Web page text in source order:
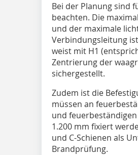
Bei der Planung sind
beachten. Die
und der maximale
Verbindungsleitung
weist mit H1
Zentrierung der
sichergestellt.
Zudem ist die
müssen an
und
1.200 mm fixiert
und C-Schienen als
Brandprüfung.